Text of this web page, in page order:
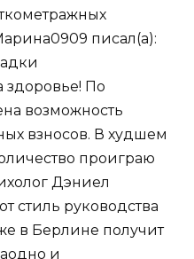
писал(а):
здоровье! По
возможность
взносов. В худшем
проиграю
Дэниел
стиль руководства
в Берлине получит
и